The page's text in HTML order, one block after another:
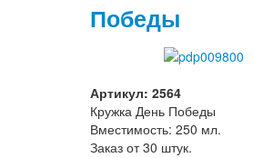
Победы
Артикул: 2564
Кружка День Победы
Вместимость: 250 мл.
Заказ от 30 штук.